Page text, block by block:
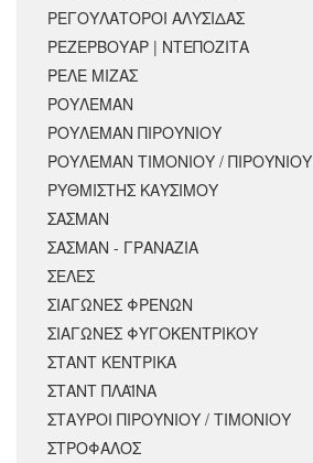
ΡΕΓΟΥΛΑΤΟΡΟΙ ΑΛΥΣΙΔΑΣ
ΡΕΖΕΡΒΟΥΑΡ | ΝΤΕΠΟΖΙΤΑ
ΡΕΛΕ ΜΙΖΑΣ
ΡΟΥΛΕΜΑΝ
ΡΟΥΛΕΜΑΝ ΠΙΡΟΥΝΙΟΥ
ΡΟΥΛΕΜΑΝ ΤΙΜΟΝΙΟΥ / ΠΙΡΟΥΝΙΟΥ
ΡΥΘΜΙΣΤΗΣ ΚΑΥΣΙΜΟΥ
ΣΑΣΜΑΝ
ΣΑΣΜΑΝ - ΓΡΑΝΑΖΙΑ
ΣΕΛΕΣ
ΣΙΑΓΩΝΕΣ ΦΡΕΝΩΝ
ΣΙΑΓΩΝΕΣ ΦΥΓΟΚΕΝΤΡΙΚΟΥ
ΣΤΑΝΤ ΚΕΝΤΡΙΚΑ
ΣΤΑΝΤ ΠΛΑΪΝΑ
ΣΤΑΥΡΟΙ ΠΙΡΟΥΝΙΟΥ / ΤΙΜΟΝΙΟΥ
ΣΤΡΟΦΑΛΟΣ